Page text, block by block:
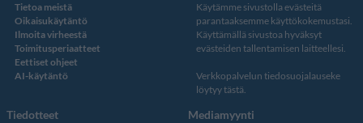
Tietoa meistä
Oikaisukäytäntö
Ilmoita virheestä
Toimitusperiaatteet
Eettiset ohjeet
AI-käytäntö
Käytämme sivustolla evästeitä
parantaaksemme käyttökokemustasi.
Käyttämällä sivustoa hyväksyt
evästeiden tallentamisen laitteellesi.
Verkkopalvelun tiedosuojalauseke
löytyy tästä.
Tiedotteet Mediamyynti